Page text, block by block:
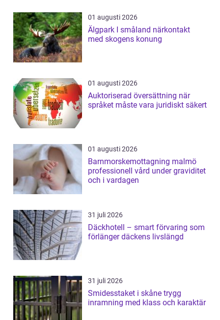
01 augusti 2026
Älgpark I småland närkontakt
med skogens konung
01 augusti 2026
Auktoriserad översättning när
språket måste vara juridiskt säkert
01 augusti 2026
Barnmorskemottagning malmö
professionell vård under graviditet
och i vardagen
31 juli 2026
Däckhotell – smart förvaring som
förlänger däckens livslängd
31 juli 2026
Smidesstaket i skåne trygg
inramning med klass och karaktär